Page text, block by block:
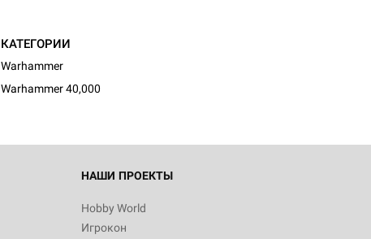
КАТЕГОРИИ
Warhammer
Warhammer 40,000
НАШИ ПРОЕКТЫ
Hobby World
Игрокон